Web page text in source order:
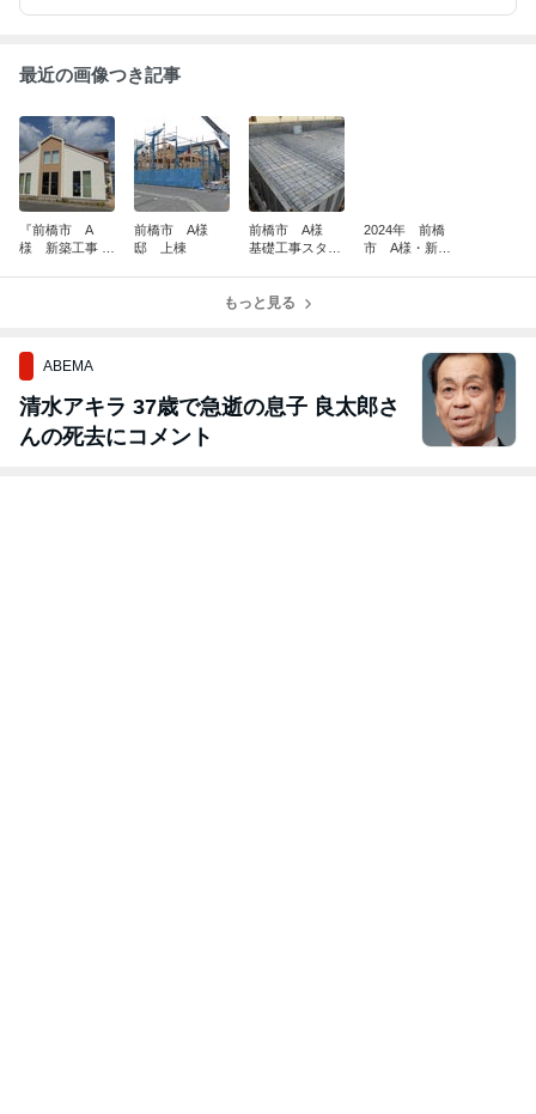
最近の画像つき記事
『前橋市 A
様 新築工事 -
前橋市 A様
邸 上棟
前橋市 A様
基礎工事スター
2024年 前橋
市 A様・新築
もっと見る
ABEMA
清水アキラ 37歳で急逝の息子 良太郎さ
んの死去にコメント